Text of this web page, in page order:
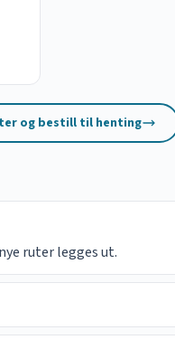
og bestill til henting
ruter legges ut.